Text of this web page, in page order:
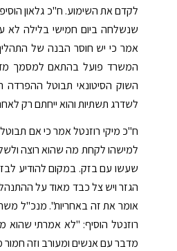
לקדם את השימוע. ח"כ גלאון
שנשלחה ביום חמישי בלילה לא
אמר כי יש חוסר הבנה של
המשרד פועל בהתאם למסמך
השוק הסיטונאי תבוטל
לשדרג תשתיות והוא ייחתם רק
ח"כ מיקי רוזנטל אמר כי אם
למישהו לקחת מה שהוא רוצה
שעשו עם בזק. במקום להודיע
הגזר ויש צל כבד מאוד על
אומר את זה באחריות". מנכ"ל
רוזנטל הוסיף: "לא אמרתי
מדבר עם אנשים ומעורב וזה חמור